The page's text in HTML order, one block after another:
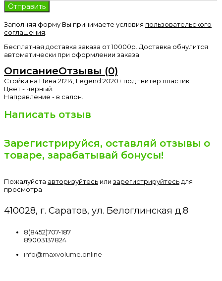
Заполняя форму Вы принимаете условия пользовательского
соглашения
Бесплатная доставка заказа от 10000р. Доставка обнулится
автоматически при оформлении заказа.
ОписаниеОтзывы (0)
Стойки на Нива 21214, Legend 2020+ под твитер пластик.
Цвет - черный.
Направление - в салон.
Написать отзыв
Зарегистрируйся, оставляй отзывы о
товаре, зарабатывай бонусы!
Пожалуйста авторизуйтесь или зарегистрируйтесь для
просмотра
410028, г. Саратов, ул. Белоглинская д.8
8(8452)707-187
89003137824
info@maxvolume.online